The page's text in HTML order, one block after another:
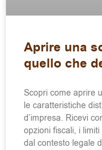
Aprire una
quello che
Scopri come aprire
le caratteristiche
d’impresa. Ricevi
opzioni fiscali, i
dal contesto legale